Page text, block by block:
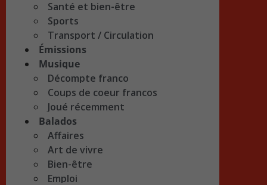
Santé et bien-être
Sports
Transport / Circulation
Émissions
Musique
Décompte franco
Coups de coeur francos
Joué récemment
Balados
Affaires
Art de vivre
Bien-être
Emploi